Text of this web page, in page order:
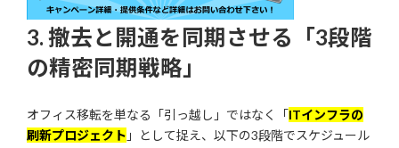
3. 撤去と開通を同期させる「3段階
の精密同期戦略」
オフィス移転を単なる「引っ越し」ではなく「ITインフラの
刷新プロジェクト 」として捉え、以下の3段階でスケジュール